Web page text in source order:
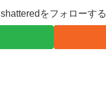
shatteredをフォローする